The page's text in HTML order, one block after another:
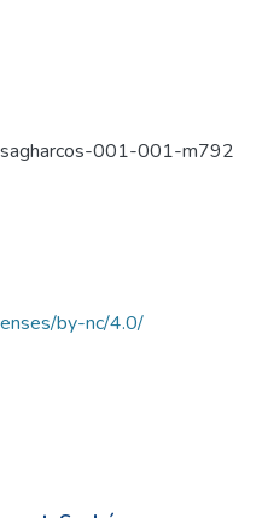
001-001-m792
by-nc/4.0/